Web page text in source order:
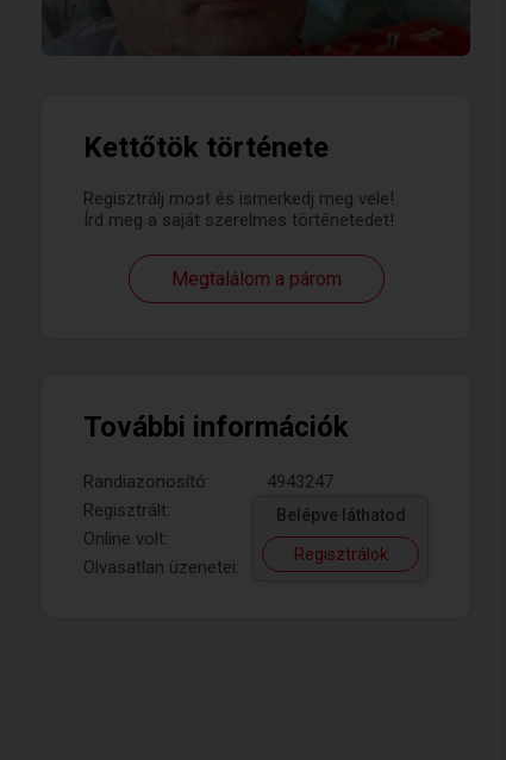
Kettőtök története
Regisztrálj most és ismerkedj meg vele!
Írd meg a saját szerelmes történetedet!
Megtalálom a párom
További információk
Randiazonosító:
4943247
Regisztrált:
Online volt:
Olvasatlan üzenetei:
Belépve láthatod
Regisztrálok